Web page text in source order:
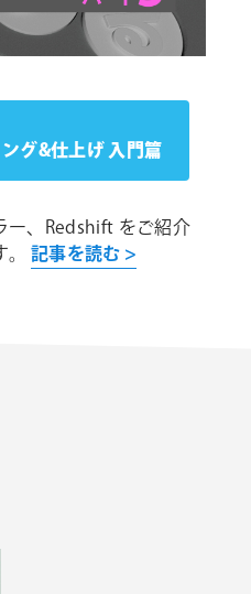
グ&仕上げ 入門篇
ー、Redshift をご紹介
。記事を読む >